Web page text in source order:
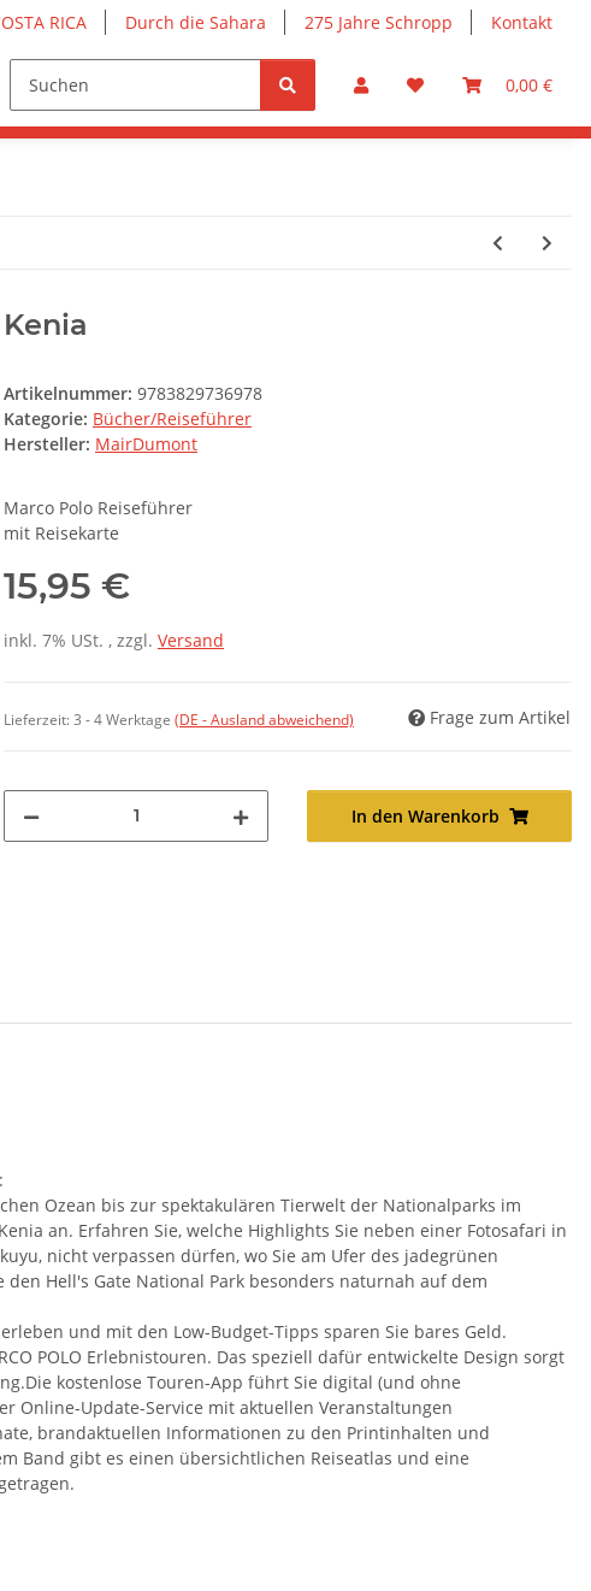
RICA Durch die Sahara 275 Jahre Schropp Kontakt
0,00 €
Kenia
Artikelnummer: 9783829736978
Kategorie: Bücher/Reiseführer
Hersteller: MairDumont
Marco Polo Reiseführer
mit Reisekarte
15,95 €
inkl. 7% USt. , zzgl. Versand
Lieferzeit:3 - 4 Werktage (DE - Ausland abweichend) Frage zum Artikel
In den Warenkorb
Ozean bis zur spektakulären Tierwelt der Nationalparks im
an. Erfahren Sie, welche Highlights Sie neben einer Fotosafari in
nicht verpassen dürfen, wo Sie am Ufer des jadegrünen
Hell's Gate National Park besonders naturnah auf dem
und mit den Low-Budget-Tipps sparen Sie bares Geld.
POLO Erlebnistouren. Das speziell dafür entwickelte Design sorgt
kostenlose Touren-App führt Sie digital (und ohne
Online-Update-Service mit aktuellen Veranstaltungen
brandaktuellen Informationen zu den Printinhalten und
Band gibt es einen übersichtlichen Reiseatlas und eine